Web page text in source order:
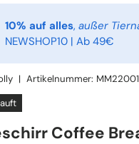
10% auf alles,außer
NEWSHOP10 | Ab 49€
|Artikelnummer:
MollyCoffee